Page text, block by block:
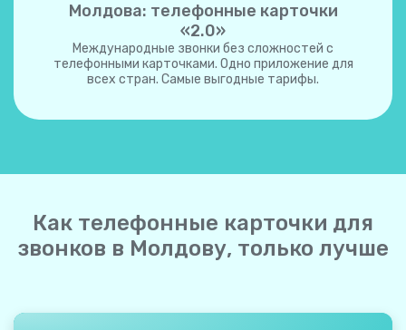
Молдова: телефонные карточки
«2.0»
Международные звонки без сложностей с
телефонными карточками. Одно приложение для
всех стран. Самые выгодные тарифы.
Как телефонные карточки для
звонков в Молдову, только лучше